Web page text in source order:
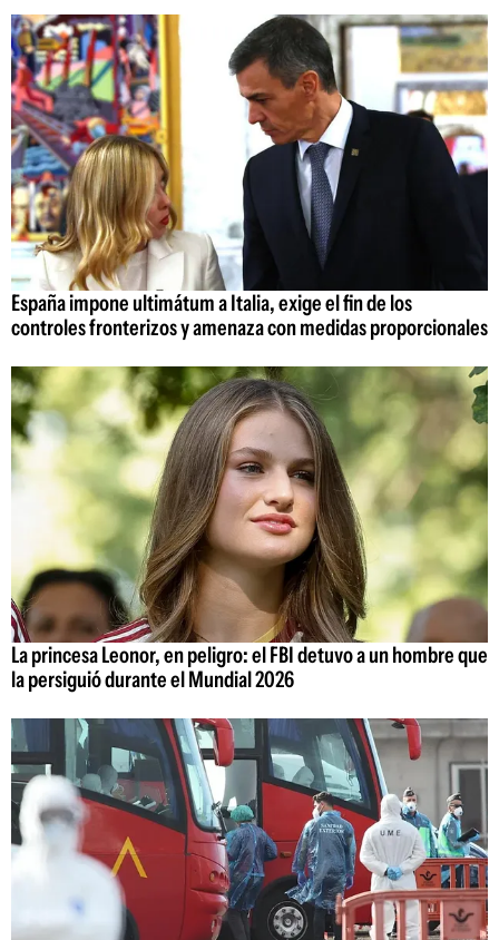
España impone ultimátum a Italia, exige el fin de los
controles fronterizos y amenaza con medidas proporcionales
La princesa Leonor, en peligro: el FBI detuvo a un hombre que
la persiguió durante el Mundial 2026